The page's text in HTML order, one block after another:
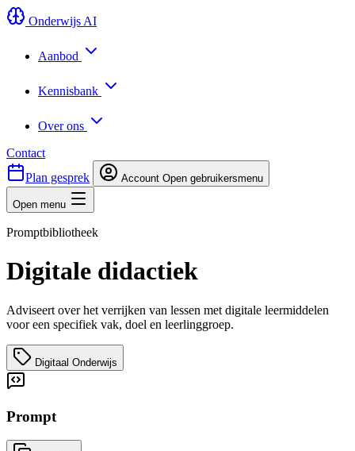
Onderwijs AI
Aanbod
Kennisbank
Over ons
Contact
Plan gesprek
Account Open gebruikersmenu
Open menu
Promptbibliotheek
Digitale didactiek
Adviseert over het verrijken van lessen met digitale leermiddelen
voor een specifiek vak, doel en leerlinggroep.
Digitaal Onderwijs
Prompt